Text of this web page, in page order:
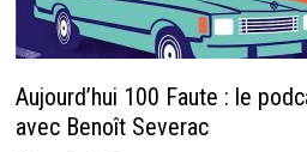
Aujourd’hui 100 Faute : le
avec Benoît Severac